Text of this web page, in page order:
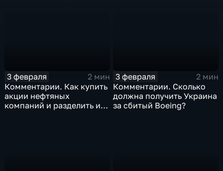
3 февраля
2 мин
Комментарии. Как купить
акции нефтяных
компаний и разделить их
3 февраля
2 мин
Комментарии. Сколько
должна получить Украина
за сбитый Boeing?